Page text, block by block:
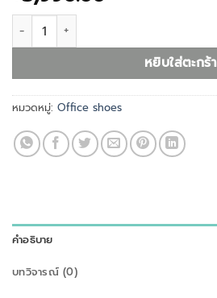
จำนวน New Tokyo Black ชิ้น
หยิบใส่ตะกร้า
หมวดหมู่: Office shoes
คำอธิบาย
บทวิจารณ์ (0)